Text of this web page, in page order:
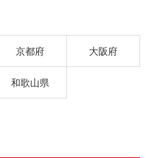
京都府 大阪府
和歌山県